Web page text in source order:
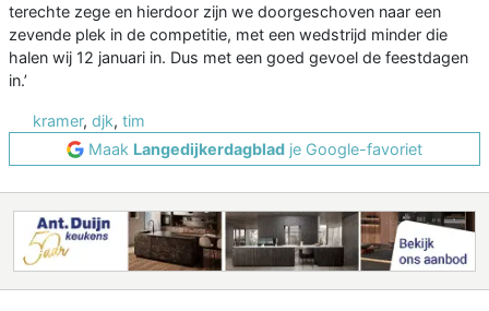
terechte zege en hierdoor zijn we doorgeschoven naar een
zevende plek in de competitie, met een wedstrijd minder die
halen wij 12 januari in. Dus met een goed gevoel de feestdagen
in.’
kramer, djk, tim
Maak Langedijkerdagblad je Google-favoriet